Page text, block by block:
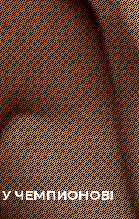
ЧЕМПИОНОВ!